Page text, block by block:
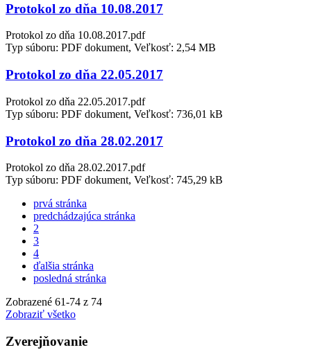
Protokol zo dňa 10.08.2017
Protokol zo dňa 10.08.2017.pdf
Typ súboru: PDF dokument, Veľkosť: 2,54 MB
Protokol zo dňa 22.05.2017
Protokol zo dňa 22.05.2017.pdf
Typ súboru: PDF dokument, Veľkosť: 736,01 kB
Protokol zo dňa 28.02.2017
Protokol zo dňa 28.02.2017.pdf
Typ súboru: PDF dokument, Veľkosť: 745,29 kB
prvá stránka
predchádzajúca stránka
2
3
4
ďalšia stránka
posledná stránka
Zobrazené 61-74 z 74
Zobraziť všetko
Zverejňovanie